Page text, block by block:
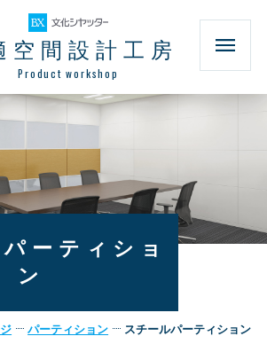
空間設計工房
Product workshop
ーティショ
ン
パーティション スチールパーティション